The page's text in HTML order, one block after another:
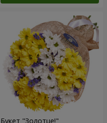
Букет "Золотце!"